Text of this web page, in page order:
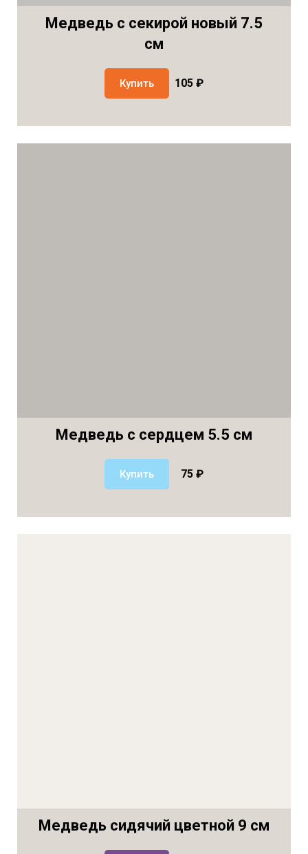
Медведь с секирой новый 7.5
см
Купить 105 ₽
Медведь с сердцем 5.5 см
Купить 75 ₽
Медведь сидячий цветной 9 см